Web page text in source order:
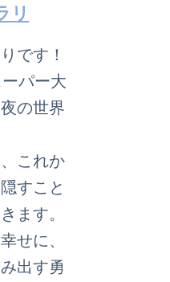
リ
です！
パー大
の世界
これか
すこと
ます。
せに、
出す勇